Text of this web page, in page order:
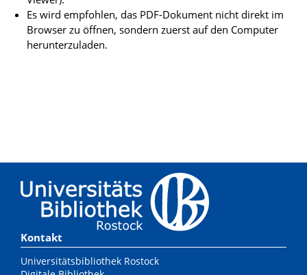
Es wird empfohlen, das PDF-Dokument nicht direkt im
Browser zu öffnen, sondern zuerst auf den Computer
herunterzuladen.
Kontakt
Universitätsbibliothek Rostock